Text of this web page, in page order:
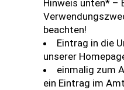
Hinweis unten* –
beachten!
Eintrag in die
unserer
einmalig zum
ein Eintrag im